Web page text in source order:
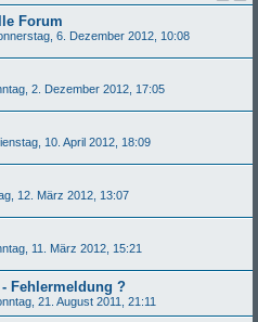
Forum
6. Dezember 2012, 10:08
2. Dezember 2012, 17:05
10. April 2012, 18:09
12. März 2012, 13:07
11. März 2012, 15:21
Fehlermeldung ?
21. August 2011, 21:11